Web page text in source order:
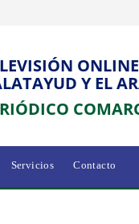
Y EL
Servicios Contacto